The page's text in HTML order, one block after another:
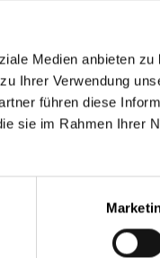
Medien anbieten zu
Ihrer Verwendung
führen diese
sie im Rahmen Ihrer
ein und kann